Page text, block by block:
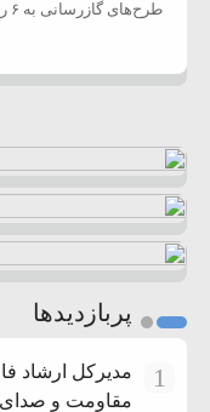
طرح‌های گازرسانی به ۶ روستا و شهرک […]
پربازدیدها
1
مدیرکل ارشاد
مقاومت و صدای